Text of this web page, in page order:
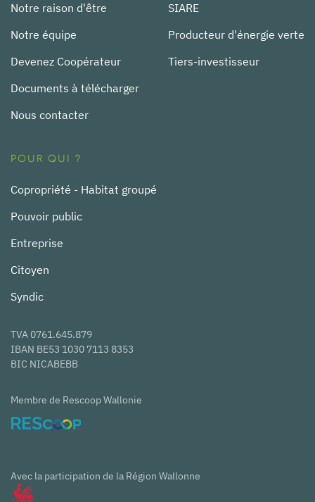
Notre raison d'être
Notre équipe
Devenez Coopérateur
Documents à télécharger
Nous contacter
SIARE
Producteur d'énergie verte
Tiers-investisseur
POUR QUI ?
Copropriété - Habitat groupé
Pouvoir public
Entreprise
Citoyen
Syndic
TVA 0761.645.879
IBAN BE53 1030 7113 8353
BIC NICABEBB
Membre de Rescoop Wallonie
Avec la participation de la Région Wallonne